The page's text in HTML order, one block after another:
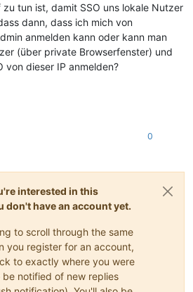
tun ist, damit SSO uns lokale Nutzer
dann, dass ich mich von
anmelden kann oder kann man
(über private Browserfenster) und
von dieser IP anmelden?
0
interested in this
don't have an account yet.
to scroll through the same
you register for an account,
to exactly where you were
notified of new replies